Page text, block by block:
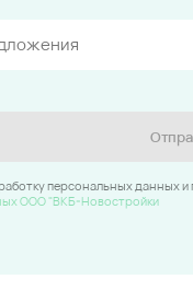
персональных данных
ООО "ВКБ-Новостройки